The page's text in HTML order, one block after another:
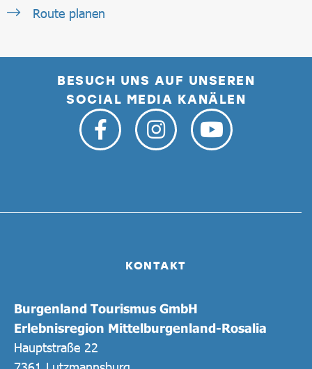
Route planen
BESUCH UNS AUF UNSEREN
SOCIAL MEDIA KANÄLEN
KONTAKT
Burgenland Tourismus GmbH
Erlebnisregion Mittelburgenland-Rosalia
Hauptstraße 22